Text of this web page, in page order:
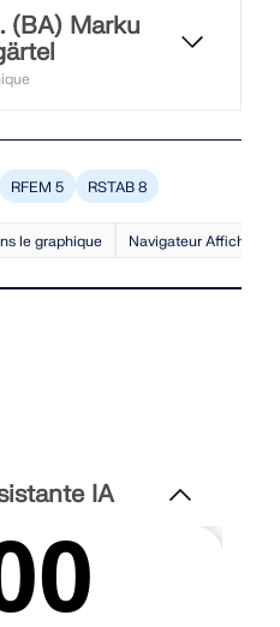
fournit des cartes de
rapide des charges de
et des données
(BA) Marku
clients de Dlubal
RFEM 5 RSTAB 8
le graphique Navigateur Afficher
IA